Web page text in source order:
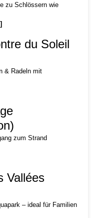
zu Schlössern wie
du Soleil
& Radeln mit
zum Strand
Vallées
– ideal für Familien